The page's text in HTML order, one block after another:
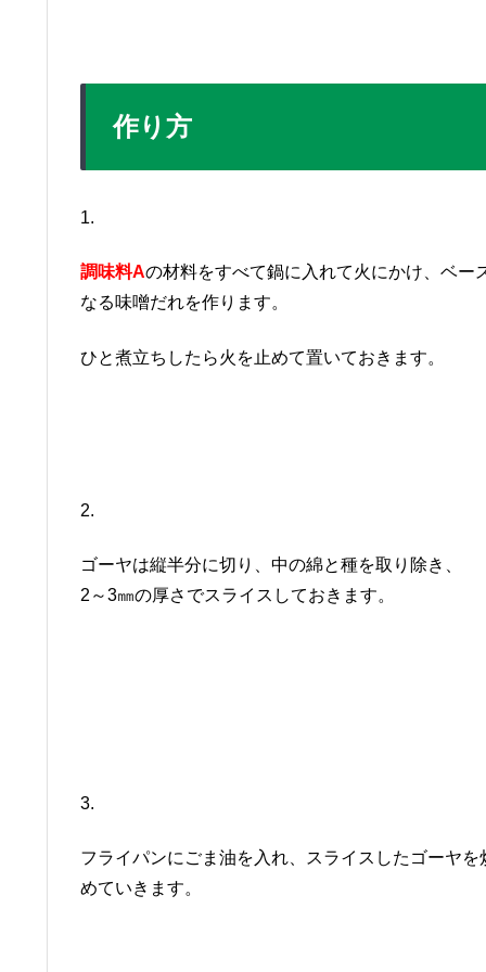
作り方
1.
調味料Aの材料をすべて鍋に入れて火にかけ、ベー
なる味噌だれを作ります。
ひと煮立ちしたら火を止めて置いておきます。
2.
ゴーヤは縦半分に切り、中の綿と種を取り除き、
2～3㎜の厚さでスライスしておきます。
3.
フライパンにごま油を入れ、スライスしたゴーヤを
めていきます。